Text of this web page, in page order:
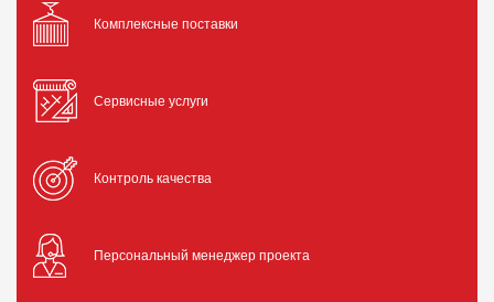
Комплексные поставки
Сервисные услуги
Контроль качества
Персональный менеджер проекта